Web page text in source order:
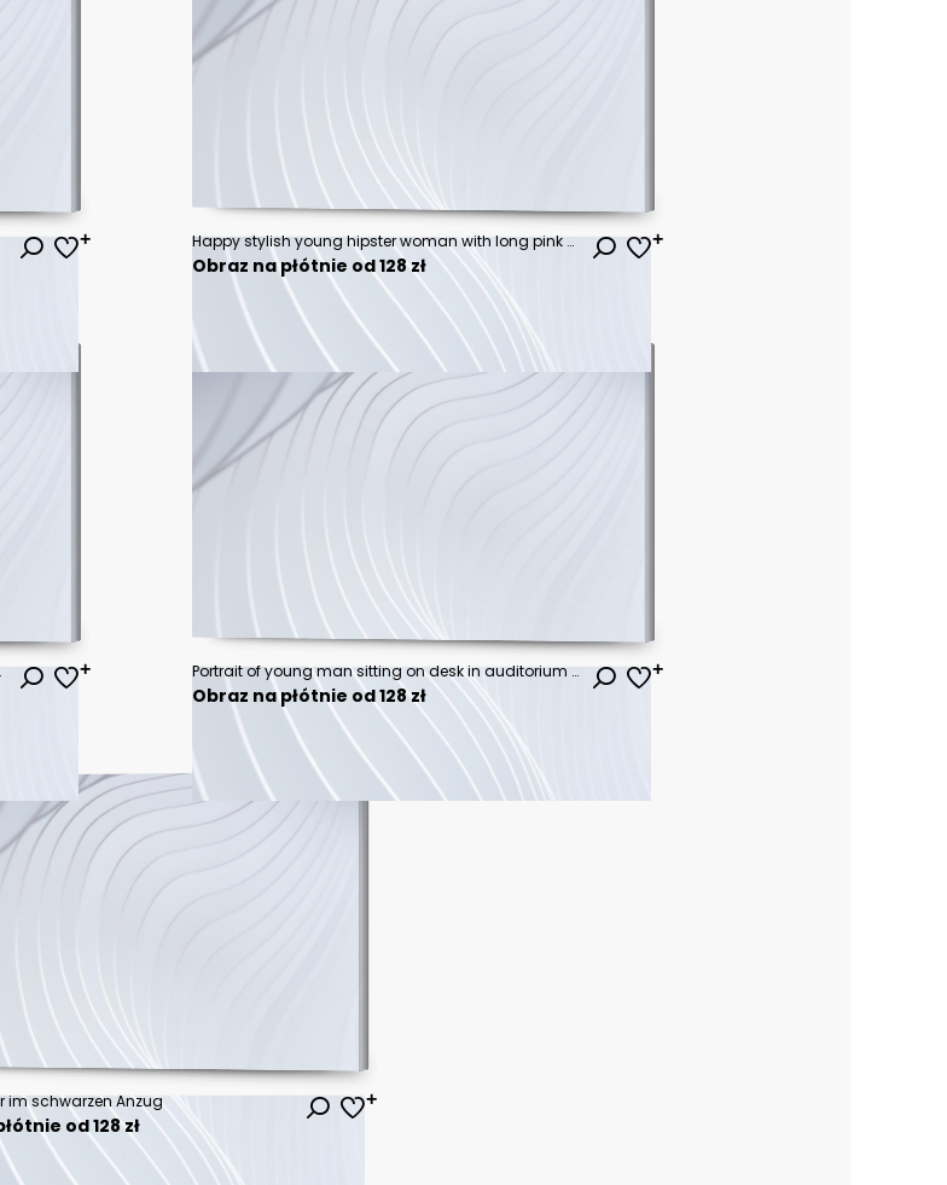
Happy stylish young hipster woman with long pink hair, hat and sunglasses on the street.
Obraz na płótnie od 128 zł
a longboard Portrait of young man sitting on desk in auditorium with glasses and document case in hands. Smiling boy with blond hair and beard happily looking in camera while holding documents in hand
Obraz na płótnie od 128 zł
im schwarzen Anzug
od 128 zł